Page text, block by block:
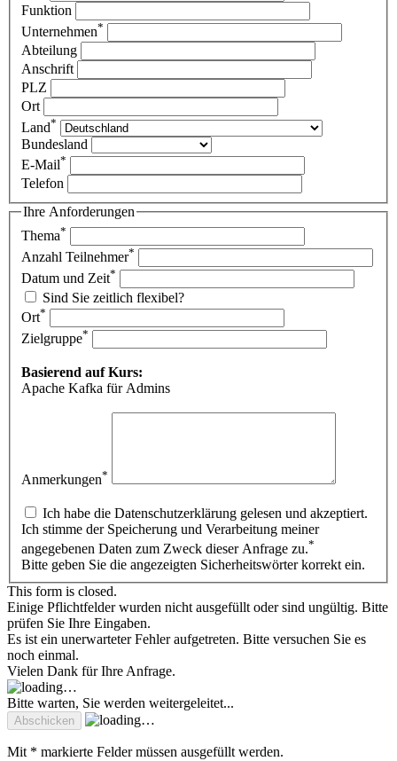
Funktion
Unternehmen*
Abteilung
Anschrift
PLZ
Ort
Land*
Bundesland
E-Mail*
Telefon
Ihre Anforderungen
Thema*
Anzahl Teilnehmer*
Datum und Zeit*
Sind Sie zeitlich flexibel?
Ort*
Zielgruppe*
Basierend auf Kurs:
Apache Kafka für Admins
Anmerkungen*
Ich habe die Datenschutzerklärung gelesen und akzeptiert.
Ich stimme der Speicherung und Verarbeitung meiner
angegebenen Daten zum Zweck dieser Anfrage zu.*
Bitte geben Sie die angezeigten Sicherheitswörter korrekt ein.
This form is closed.
Einige Pflichtfelder wurden nicht ausgefüllt oder sind ungültig. Bitte
prüfen Sie Ihre Eingaben.
Es ist ein unerwarteter Fehler aufgetreten. Bitte versuchen Sie es
noch einmal.
Vielen Dank für Ihre Anfrage.
Bitte warten, Sie werden weitergeleitet...
Mit * markierte Felder müssen ausgefüllt werden.